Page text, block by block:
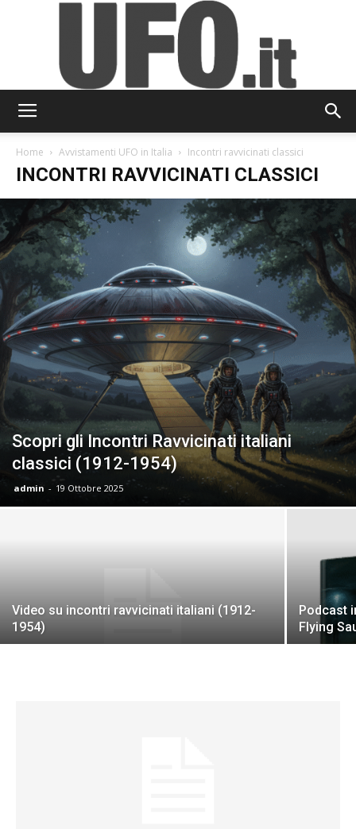
Home Avvistamenti UFO in Italia Incontri ravvicinati classici
INCONTRI RAVVICINATI CLASSICI
Scopri gli Incontri Ravvicinati italiani
classici (1912-1954)
admin - 19 Ottobre 2025
Video su incontri ravvicinati italiani (1912-
1954)
Podcast
Flying